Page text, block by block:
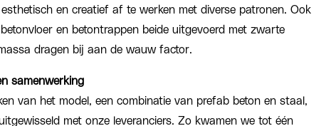
esthetisch en creatief af te werken met diverse patronen. Ook
en betontrappen beide uitgevoerd met zwarte
dragen bij aan de wauw factor.
samenwerking
van het model, een combinatie van prefab beton en staal,
met onze leveranciers. Zo kwamen we tot één